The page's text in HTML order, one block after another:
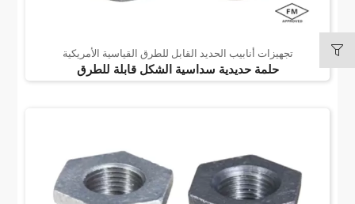
تجهيزات أنابيب الحديد القابل للطرق القياسية الأمريكية
حلمة حديدية سداسية الشكل قابلة للطرق